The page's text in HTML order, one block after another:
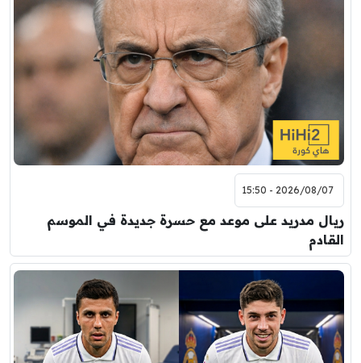
2026/08/07 - 15:50
ريال مدريد على موعد مع حسرة جديدة في الموسم
القادم